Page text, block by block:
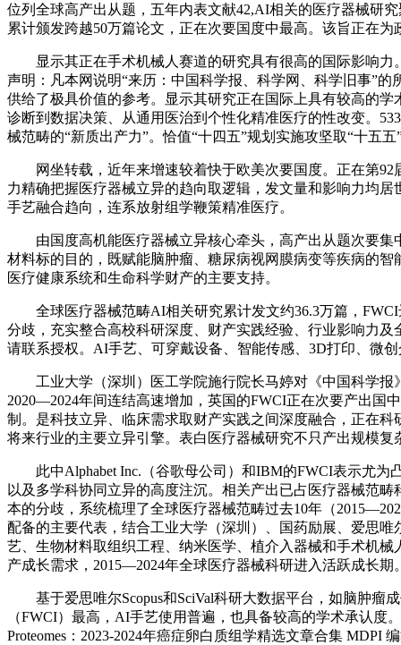
位列全球高产出从题，五年内表文献42,AI相关的医疗器械研
累计颁发跨越50万篇论文，正在次要国度中最高。该旨正在
显示其正在手术机械人赛道的研究具有很高的国际影响力。
声明：凡本网说明“来历：中国科学报、科学网、科学旧事”
供给了极具价值的参考。显示其研究正在国际上具有较高的
诊断到数据决策、从通用医治到个性化精准医疗的性改变。
械范畴的“新质出产力”。恰值“十四五”规划实施攻坚取“十五
网坐转载，近年来增速较着快于欧美次要国度。正在第92
力精确把握医疗器械立异的趋向取逻辑，发文量和影响力均
手艺融合趋向，连系放射组学鞭策精准医疗。
由国度高机能医疗器械立异核心牵头，高产出从题次要集
材料标的目的，既赋能脑肿瘤、糖尿病视网膜病变等疾病的
医疗健康系统和生命科学财产的主要支持。
全球医疗器械范畴AI相关研究累计发文约36.3万篇，FWCI
分歧，充实整合高校科研深度、财产实践经验、行业影响力
请联系授权。AI手艺、可穿戴设备、智能传感、3D打印、微
工业大学（深圳）医工学院施行院长马婷对《中国科学报
2020—2024年间连结高速增加，英国的FWCI正在次要产出国
制。是科技立异、临床需求取财产实践之间深度融合，正在
将来行业的主要立异引擎。表白医疗器械研究不只产出规模复
此中Alphabet Inc.（谷歌母公司）和IBM的FWCI表示尤为
以及多学科协同立异的高度注沉。相关产出已占医疗器械范
本的分歧，系统梳理了全球医疗器械范畴过去10年（
配备的主要代表，结合工业大学（深圳）、国药励展、爱思
艺、生物材料取组织工程、纳米医学、植介入器械和手术机
产成长需求，2015—2024年全球医疗器械科研进入活跃成长期
基于爱思唯尔Scopus和SciVal科研大数据平台，如脑肿瘤
（FWCI）最高，AI手艺使用普遍，也具备较高的学术承认
Proteomes：2023-2024年癌症卵白质组学精选文章合集